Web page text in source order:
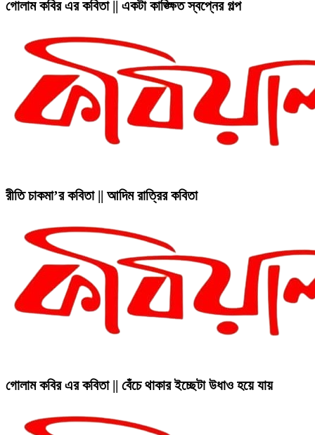
গোলাম কবির এর কবিতা || একটা কাঙ্ক্ষিত স্বপ্নের গল্প
রীতি চাকমা’র কবিতা || আদিম রাত্রির কবিতা
গোলাম কবির এর কবিতা || বেঁচে থাকার ইচ্ছেটা উধাও হয়ে যায়